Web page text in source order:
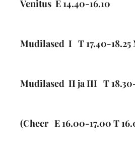
Venitus E 14.40-16.10
Mudilased I T 17.40-
Mudilased II ja III T
(Cheer E 16.00-17.00 T